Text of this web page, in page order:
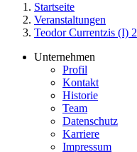
Pfadnavigation
Startseite
Veranstaltungen
Teodor Currentzis (I)
Footer
Service-
Unternehmen
Profil
Kontakt
Historie
Team
Datenschutz
Karriere
Impressum